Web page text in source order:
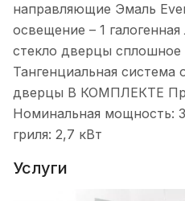
направляющие Эмаль
освещение – 1
стекло дверцы сплошное
Тангенциальная система
дверцы В КОМПЛЕКТЕ
Номинальная мощность:
гриля: 2,7 кВт
Услуги